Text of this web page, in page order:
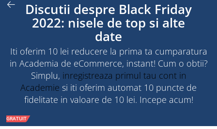
Discutii despre Black Friday
2022: nisele de top si alte
date
Iti oferim 10 lei reducere la prima ta cumparatura
in Academia de eCommerce, instant! Cum o obtii?
Simplu, inregistreaza primul tau cont in
Academie si iti oferim automat 10 puncte de
fidelitate in valoare de 10 lei. Incepe acum!
GRATUIT